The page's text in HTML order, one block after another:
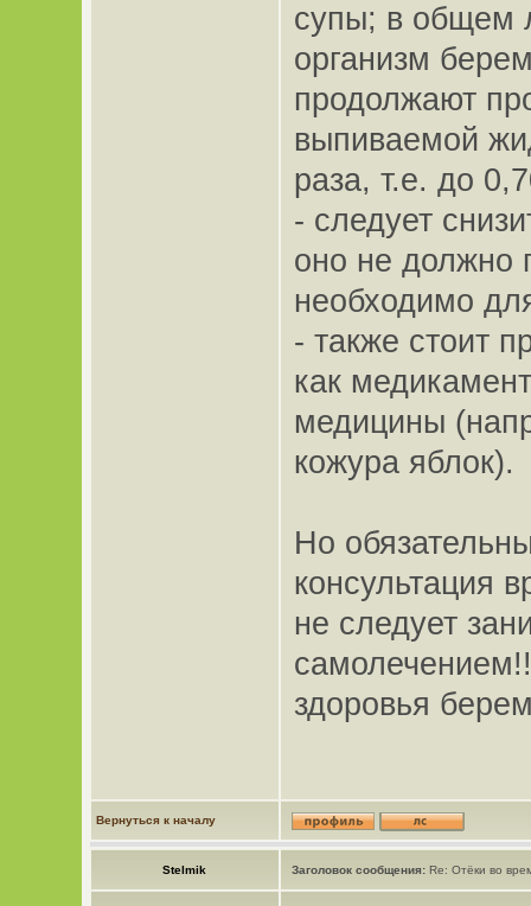
супы; в общем
организм
продолжают
выпиваемой
раза, т.е. до
- следует
оно не должно
необходимо
- также стоит
как
медицины
кожура яблок).
Но
консультация
не следует
здоровья
Вернуться к началу
Stelmik Заголовок сообщения:Re: Отёки во